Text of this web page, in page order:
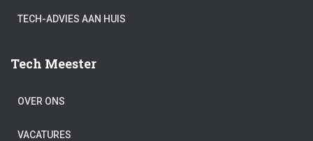
TECH-ADVIES AAN HUIS
Tech Meester
OVER ONS
VACATURES